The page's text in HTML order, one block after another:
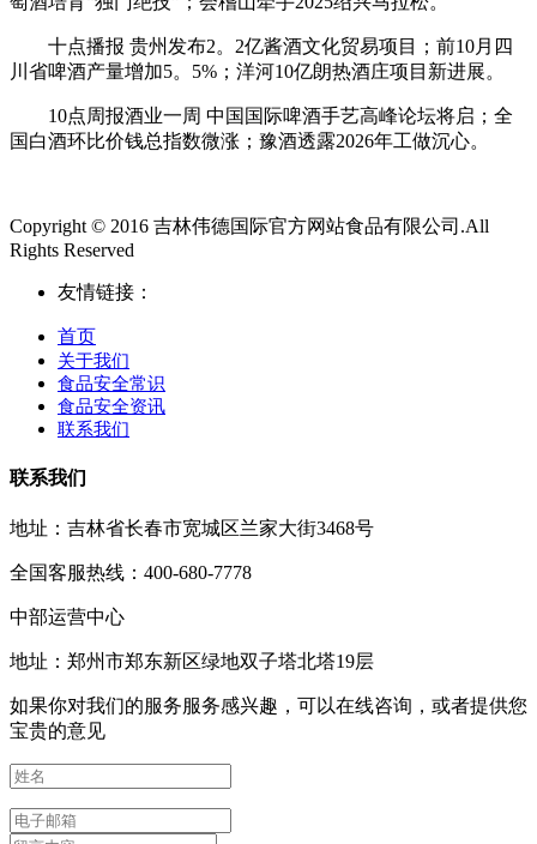
十点播报 贵州发布2。2亿酱酒文化贸易项目；前10月四
川省啤酒产量增加5。5%；洋河10亿朗热酒庄项目新进展。
10点周报酒业一周 中国国际啤酒手艺高峰论坛将启；全
国白酒环比价钱总指数微涨；豫酒透露2026年工做沉心。
Copyright © 2016 吉林伟德国际官方网站食品有限公司.All
Rights Reserved
友情链接：
首页
关于我们
食品安全常识
食品安全资讯
联系我们
联系我们
地址：吉林省长春市宽城区兰家大街3468号
全国客服热线：400-680-7778
中部运营中心
地址：郑州市郑东新区绿地双子塔北塔19层
如果你对我们的服务服务感兴趣，可以在线咨询，或者提供您
宝贵的意见